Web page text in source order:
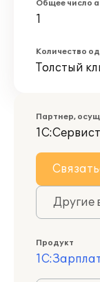
Общее число
1
Количество
Толстый
Партнер,
Другие
Продукт